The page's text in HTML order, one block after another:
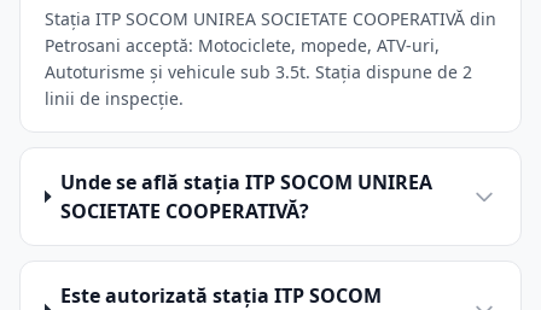
Stația ITP SOCOM UNIREA SOCIETATE COOPERATIVĂ din
Petrosani acceptă: Motociclete, mopede, ATV-uri,
Autoturisme și vehicule sub 3.5t. Stația dispune de 2
linii de inspecție.
Unde se află stația ITP SOCOM UNIREA
SOCIETATE COOPERATIVĂ?
Este autorizată stația ITP SOCOM